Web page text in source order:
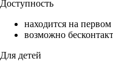
Доступность
находится на первом
возможно
Для детей